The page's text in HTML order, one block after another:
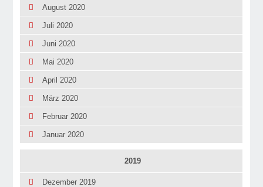
August 2020
Juli 2020
Juni 2020
Mai 2020
April 2020
März 2020
Februar 2020
Januar 2020
2019
Dezember 2019